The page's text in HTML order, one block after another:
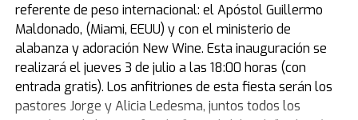
referente de peso internacional: el Apóstol Guillermo
Maldonado, (Miami, EEUU) y con el ministerio de
alabanza y adoración New Wine. Esta inauguración se
realizará el jueves 3 de julio a las 18:00 horas (con
entrada gratis). Los anfitriones de esta fiesta serán los
pastores Jorge y Alicia Ledesma, juntos todos los